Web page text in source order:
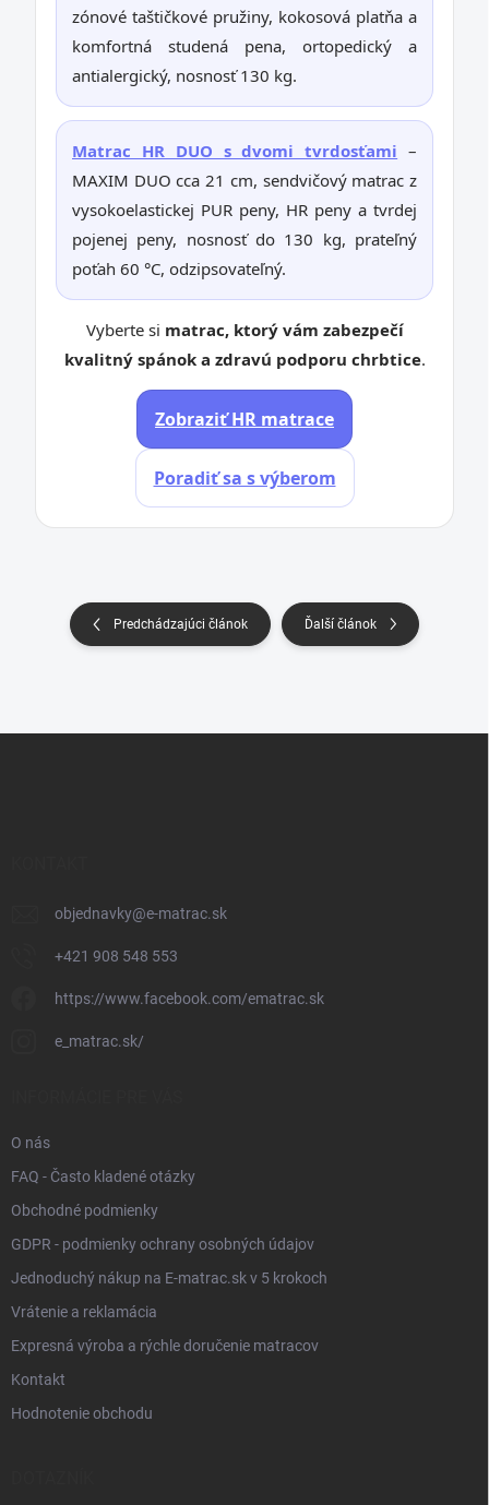
zónové taštičkové pružiny, kokosová platňa a
komfortná studená pena, ortopedický a
antialergický, nosnosť 130 kg.
Matrac HR DUO s dvomi tvrdosťami –
MAXIM DUO cca 21 cm, sendvičový matrac z
vysokoelastickej PUR peny, HR peny a tvrdej
pojenej peny, nosnosť do 130 kg, prateľný
poťah 60 °C, odzipsovateľný.
Vyberte si matrac, ktorý vám zabezpečí
kvalitný spánok a zdravú podporu chrbtice.
Zobraziť HR matrace
Poradiť sa s výberom
Predchádzajúci článok Ďalší článok
objednavky@e-matrac.sk
+421 908 548 553
https://www.facebook.com/ematrac.sk
e_matrac.sk/
O nás
FAQ - Často kladené otázky
Obchodné podmienky
GDPR - podmienky ochrany osobných údajov
Jednoduchý nákup na E-matrac.sk v 5 krokoch
Vrátenie a reklamácia
Expresná výroba a rýchle doručenie matracov
Kontakt
Hodnotenie obchodu